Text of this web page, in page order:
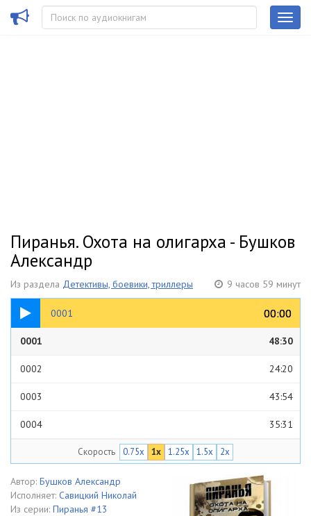
Пиранья. Охота на олигарха - Бушков
Александр
Из раздела Детективы, боевики, триллеры 9 часов 59 минут
0001 00:00
00:00
48:30
0001 48:30
0002 24:20
0003 43:54
0004 35:31
0006 46:43
0007
Скорость 0.75x 1x 1.25x 1.5x 2x
Автор: Бушков Александр
Исполняет: Савицкий Николай
Из серии: Пиранья #13